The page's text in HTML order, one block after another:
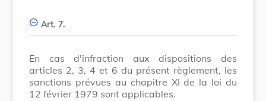
Art. 7.
En cas d'infraction aux dispositions des
articles 2, 3, 4 et 6 du présent règlement, les
sanctions prévues au chapitre XI de la loi du
12 février 1979 sont applicables.